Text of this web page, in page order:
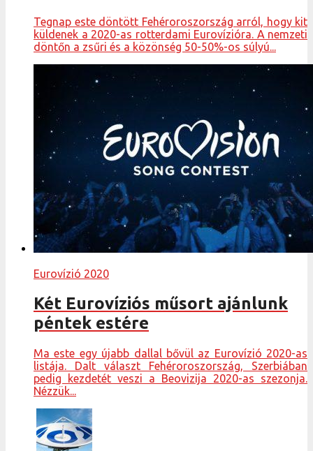
Tegnap este döntött Fehéroroszország arról, hogy kit
küldenek a 2020-as rotterdami Eurovízióra. A nemzeti
döntőn a zsűri és a közönség 50-50%-os súlyú...
Eurovízió 2020
Két Eurovíziós műsort ajánlunk
péntek estére
Ma este egy újabb dallal bővül az Eurovízió 2020-as
listája. Dalt választ Fehéroroszország, Szerbiában
pedig kezdetét veszi a Beovizija 2020-as szezonja.
Nézzük...